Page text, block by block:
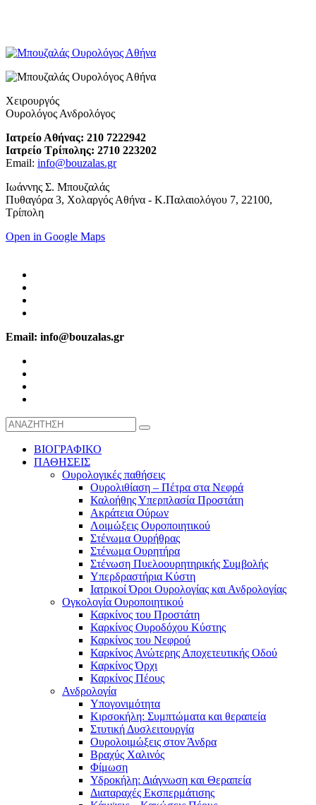
Χειρουργός
Ουρολόγος Ανδρολόγος
Ιατρείο Αθήνας: 210 7222942
Ιατρείο Τρίπολης: 2710 223202
Email: info@bouzalas.gr
Ιωάννης Σ. Μπουζαλάς
Πυθαγόρα 3, Χολαργός Αθήνα - Κ.Παλαιολόγου 7, 22100,
Τρίπολη
Open in Google Maps
Email: info@bouzalas.gr
ΒΙΟΓΡΑΦΙΚΟ
ΠΑΘΗΣΕΙΣ
Ουρολογικές παθήσεις
Ουρολιθίαση – Πέτρα στα Νεφρά
Καλοήθης Υπερπλασία Προστάτη
Ακράτεια Ούρων
Λοιμώξεις Ουροποιητικού
Στένωμα Ουρήθρας
Στένωμα Ουρητήρα
Στένωση Πυελοουρητηρικής Συμβολής
Υπερδραστήρια Κύστη
Ιατρικοί Όροι Ουρολογίας και Ανδρολογίας
Ογκολογία Ουροποιητικού
Καρκίνος του Προστάτη
Καρκίνος Ουροδόχου Κύστης
Καρκίνος του Νεφρού
Καρκίνος Ανώτερης Αποχετευτικής Οδού
Καρκίνος Όρχι
Καρκίνος Πέους
Ανδρολογία
Υπογονιμότητα
Κιρσοκήλη: Συμπτώματα και θεραπεία
Στυτική Δυσλειτουργία
Ουρολοιμώξεις στον Άνδρα
Βραχύς Χαλινός
Φίμωση
Υδροκήλη: Διάγνωση και Θεραπεία
Διαταραχές Εκσπερμάτισης